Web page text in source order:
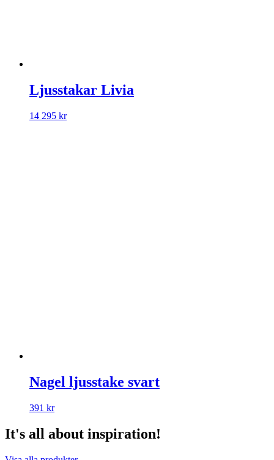
Ljusstakar Livia
14 295 kr
Nagel ljusstake svart
391 kr
It's all about inspiration!